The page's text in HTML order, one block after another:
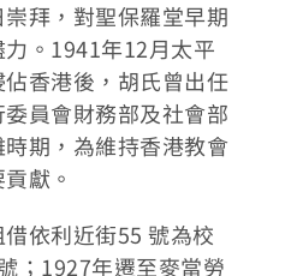
拜，對聖保羅堂早期
。1941年12月太平
香港後，胡氏曾出任
員會財務部及社會部
期，為維持香港教會
獻。
依利近街55 號為校
；1927年遷至麥當勞